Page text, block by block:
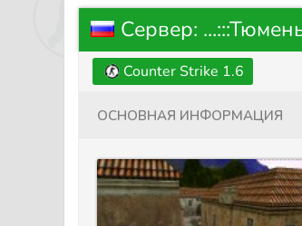
Сервер:
Counter Strike 1.6
Основная информация